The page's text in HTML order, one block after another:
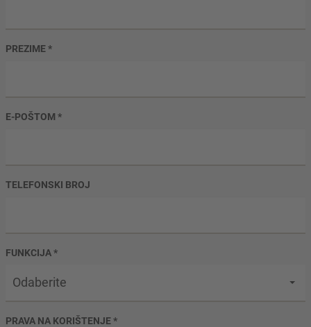
PREZIME*
E-POŠTOM *
TELEFONSKI BROJ
FUNKCIJA*
Odaberite
PRAVA NA KORIŠTENJE*